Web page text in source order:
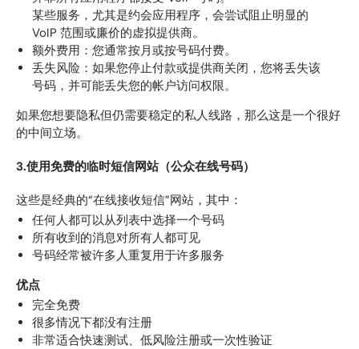
某些服务，尤其是约会应用程序，会尝试阻止明显的
VoIP 范围或廉价的虚拟提供商。
额外费用：您通常按月或按号码付费。
丢失风险：如果您停止付款或提供商关闭，您将丢失该
号码，并可能丢失您的帐户访问权限。
如果您想要隐私但仍需要稳定的私人线路，那么这是一个很好
的中间立场。
3.使用免费的临时短信网站（公众在线号码）
这些是经典的“在线接收短信”网站，其中：
任何人都可以从列表中选择一个号码
所有收到的消息对所有人都可见
号码经常被许多人重复用于许多服务
优点
完全免费
很多情况下都没有注册
非常适合快速测试、低风险注册或一次性验证